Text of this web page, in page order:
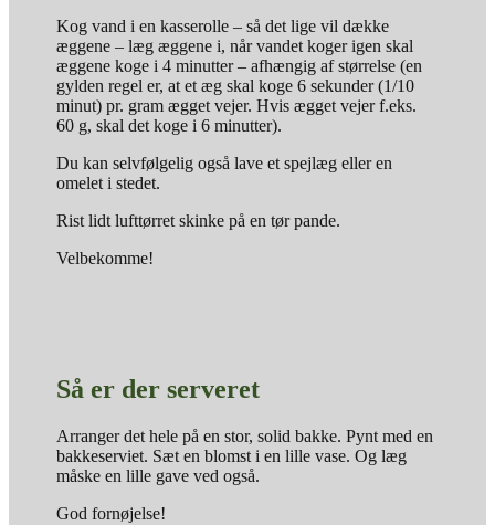
Kog vand i en kasserolle – så det lige vil dække
æggene – læg æggene i, når vandet koger igen skal
æggene koge i 4 minutter – afhængig af størrelse (en
gylden regel er, at et æg skal koge 6 sekunder (1/10
minut) pr. gram ægget vejer. Hvis ægget vejer f.eks.
60 g, skal det koge i 6 minutter).
Du kan selvfølgelig også lave et spejlæg eller en
omelet i stedet.
Rist lidt lufttørret skinke på en tør pande.
Velbekomme!
Så er der serveret
Arranger det hele på en stor, solid bakke. Pynt med en
bakkeserviet. Sæt en blomst i en lille vase. Og læg
måske en lille gave ved også.
God fornøjelse!